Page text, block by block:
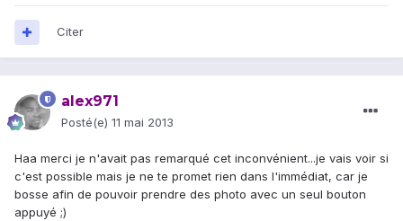
Citer
alex971
Posté(e) 11 mai 2013
Haa merci je n'avait pas remarqué cet inconvénient...je vais voir si
c'est possible mais je ne te promet rien dans l'immédiat, car je
bosse afin de pouvoir prendre des photo avec un seul bouton
appuyé ;)